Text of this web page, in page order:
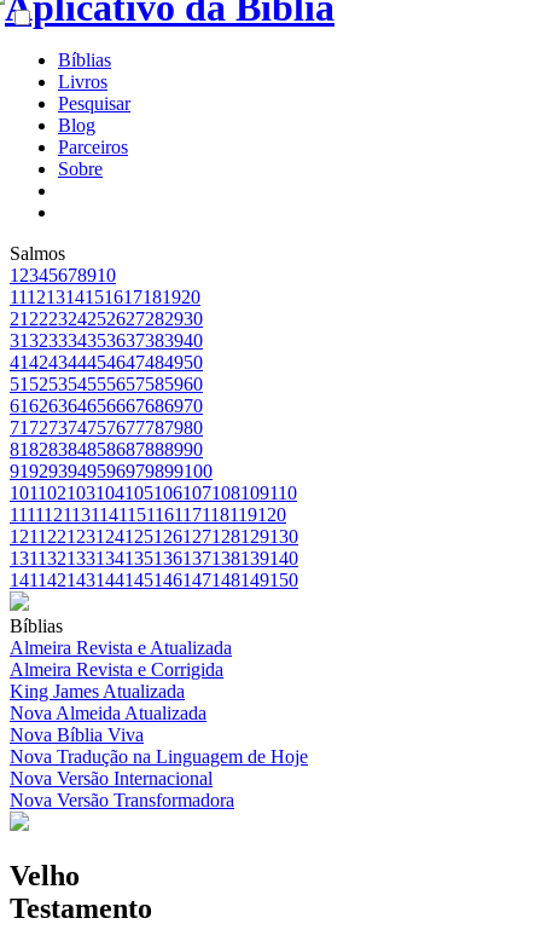
Bíblias
Livros
Pesquisar
Blog
Parceiros
Sobre
Salmos
1 2345678910
11121314151617181920
21 222324252627282930
31323334353637383940
41424344454647484950
51 525354555657585960
61626364656667686970
71 727374757677787980
81828384858687888990
919293949596979899100
101102103104105106107108109110
111112113114115116117118119120
121122123124125126127128129130
131132133134135136137138139140
141142143144145146147148149150
Bíblias
Almeira Revista e Atualizada
Almeira Revista e Corrigida
King James Atualizada
Nova Almeida Atualizada
Nova Bíblia Viva
Nova Tradução na Linguagem de Hoje
Nova Versão Internacional
Nova Versão Transformadora
Velho
Testamento